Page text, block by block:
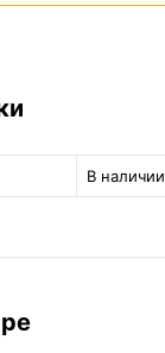
В наличии